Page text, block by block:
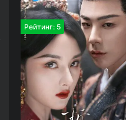
Рейтинг: 5